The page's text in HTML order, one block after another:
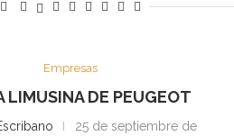
Empresas
LIMUSINA DE PEUGEOT
25 de septiembre de